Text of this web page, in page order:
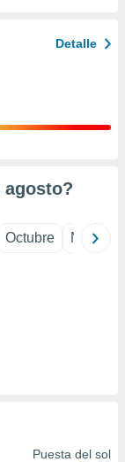
Detalle
agosto?
Octubre
Puesta del sol